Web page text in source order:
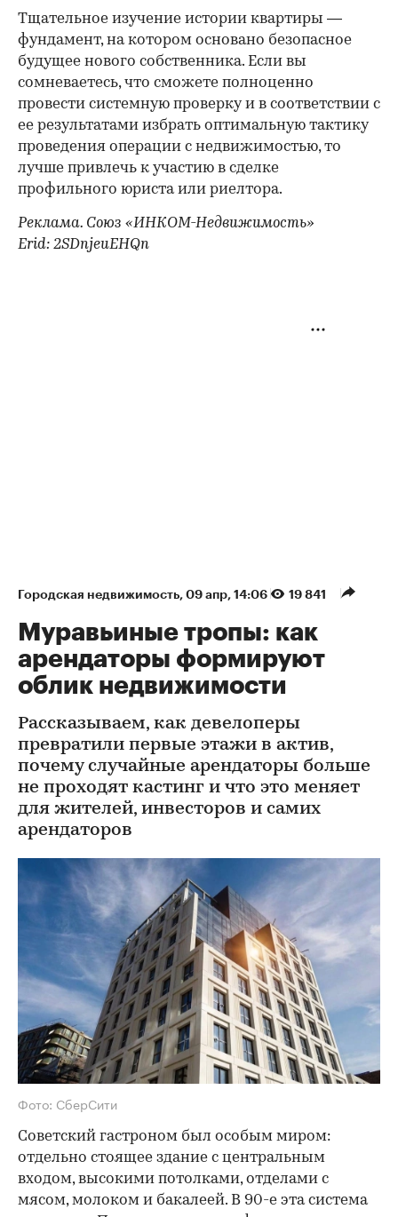
Тщательное изучение истории квартиры —
фундамент, на котором основано безопасное
будущее нового собственника. Если вы
сомневаетесь, что сможете полноценно
провести системную проверку и в соответствии с
ее результатами избрать оптимальную тактику
проведения операции с недвижимостью, то
лучше привлечь к участию в сделке
профильного юриста или риелтора.
Реклама. Союз «ИНКОМ-Недвижимость»
Erid: 2SDnjeuEHQn
Городская недвижимость 09 апр, 14:06 19 841
Муравьиные тропы: как
арендаторы формируют
облик недвижимости
Рассказываем, как девелоперы
превратили первые этажи в актив,
почему случайные арендаторы больше
не проходят кастинг и что это меняет
для жителей, инвесторов и самих
арендаторов
Фото: СберСити
Советский гастроном был особым миром:
отдельно стоящее здание с центральным
входом, высокими потолками, отделами с
мясом, молоком и бакалеей. В 90-е эта система